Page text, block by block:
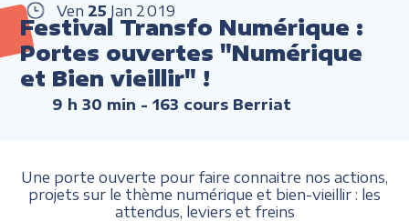
Ven 25 Jan 2019
Festival Transfo Numérique :
Portes ouvertes "Numérique
et Bien vieillir" !
9 h 30 min - 163 cours Berriat
Une porte ouverte pour faire connaitre nos actions,
projets sur le thème numérique et bien-vieillir : les
attendus, leviers et freins